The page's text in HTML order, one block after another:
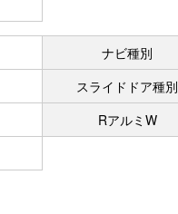
ナビ種別
スライドドア種別
RアルミW